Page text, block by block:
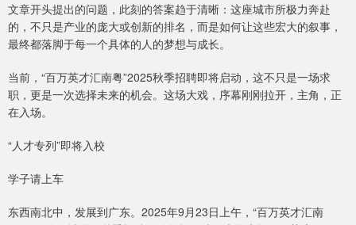
文章开头提出的问题，此刻的答案趋于清晰：这座城市所极力奔赴
的，不只是产业的庞大或创新的排名，而是如何让这些宏大的叙事，
最终都落脚于每一个具体的人的梦想与成长。
当前，“百万英才汇南粤”2025秋季招聘即将启动，这不只是一场求
职，更是一次选择未来的机会。这场大戏，序幕刚刚拉开，主角，正
在入场。
“人才专列”即将入校
学子请上车
东西南北中，发展到广东。2025年9月23日上午，“百万英才汇南